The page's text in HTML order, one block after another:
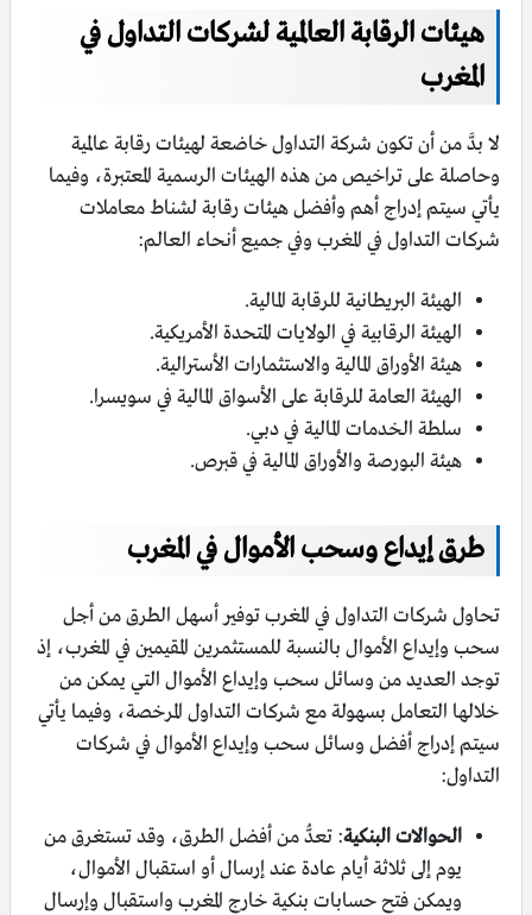
هيئات الرقابة العالمية لشركات التداول في
المغرب
لا بدَّ من أن تكون شركة التداول خاضعة لهيئات رقابة عالمية
وحاصلة على تراخيص من هذه الهيئات الرسمية المعتبرة، وفيما
يأتي سيتم إدراج أهم وأفضل هيئات رقابة لشناط معاملات
شركات التداول في المغرب وفي جميع أنحاء العالم:
الهيئة البريطانية للرقابة المالية.
الهيئة الرقابية في الولايات المتحدة الأمريكية.
هيئة الأوراق المالية والاستثمارات الأسترالية.
الهيئة العامة للرقابة على الأسواق المالية في سويسرا.
سلطة الخدمات المالية في دبي.
هيئة البورصة والأوراق المالية في قبرص.
طرق إيداع وسحب الأموال في المغرب
تحاول شركات التداول في المغرب توفير أسهل الطرق من أجل
سحب وإيداع الأموال بالنسبة للمستثمرين المقيمين في المغرب، إذ
توجد العديد من وسائل سحب وإيداع الأموال التي يمكن من
خلالها التعامل بسهولة مع شركات التداول المرخصة، وفيما يأتي
سيتم إدراج أفضل وسائل سحب وإيداع الأموال في شركات
التداول:
الحوالات البنكية: تعدُّ من أفضل الطرق، وقد تستغرق من
يوم إلى ثلاثة أيام عادة عند إرسال أو استقبال الأموال،
ويمكن فتح حسابات بنكية خارج المغرب واستقبال وإرسال